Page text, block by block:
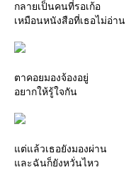
กลายเป็นคนที่รอเก้อ
เหมือนหนังสือที่เธอไม่อ่าน
ตาคอยมองจ้องอยู่
อยากให้รู้ใจกัน
ต่แล้วเธอยังมองผ่าน
ละฉันก็ยังหวั่นไหว